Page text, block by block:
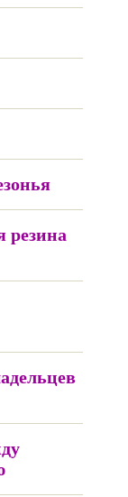
резина